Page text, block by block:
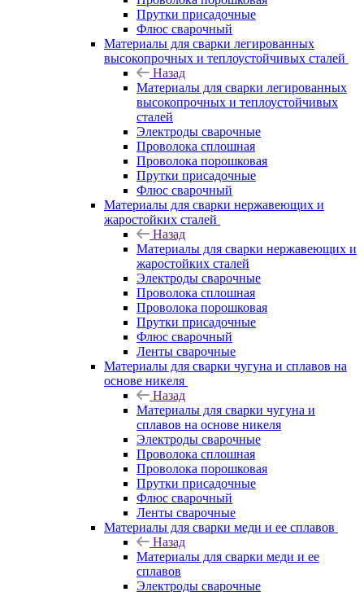
Прутки присадочные
Флюс сварочный
Материалы для сварки легированных
высокопрочных и теплоустойчивых сталей
Назад
Материалы для сварки легированных
высокопрочных и теплоустойчивых
сталей
Электроды сварочные
Проволока сплошная
Проволока порошковая
Прутки присадочные
Флюс сварочный
Материалы для сварки нержавеющих и
жаростойких сталей
Назад
Материалы для сварки нержавеющих и
жаростойких сталей
Электроды сварочные
Проволока сплошная
Проволока порошковая
Прутки присадочные
Флюс сварочный
Ленты сварочные
Материалы для сварки чугуна и сплавов на
основе никеля
Назад
Материалы для сварки чугуна и
сплавов на основе никеля
Электроды сварочные
Проволока сплошная
Проволока порошковая
Прутки присадочные
Флюс сварочный
Ленты сварочные
Материалы для сварки меди и ее сплавов
Назад
Материалы для сварки меди и ее
сплавов
Электроды сварочные